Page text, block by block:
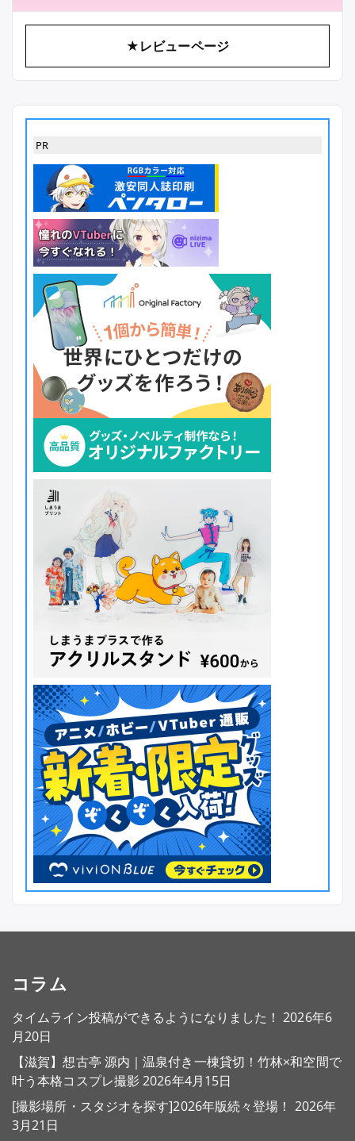
★レビューページ
PR
コラム
タイムライン投稿ができるようになりました！ 2026年6
月20日
【滋賀】想古亭 源内｜温泉付き一棟貸切！竹林×和空間で
叶う本格コスプレ撮影 2026年4月15日
[撮影場所・スタジオを探す]2026年版続々登場！ 2026年
3月21日